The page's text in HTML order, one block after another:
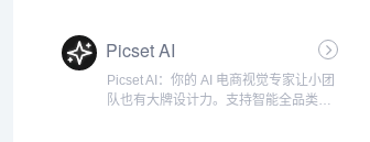
Picset AI
Picset AI：你的 AI 电商视觉专家让小团
队也有大牌设计力。支持智能全品类商